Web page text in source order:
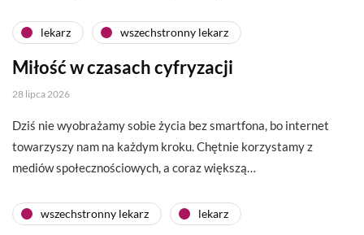
lekarz wszechstronny lekarz
Miłość w czasach cyfryzacji
28 lipca 2026
Dziś nie wyobrażamy sobie życia bez smartfona, bo internet
towarzyszy nam na każdym kroku. Chętnie korzystamy z
mediów społecznościowych, a coraz większą…
wszechstronny lekarz lekarz